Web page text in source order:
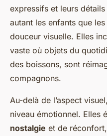
expressifs et leurs
autant les enfants que
douceur visuelle. Elles
vaste où objets du
des boissons, sont
compagnons.
Au-delà de l’aspect
niveau émotionnel. Elles
nostalgie et de